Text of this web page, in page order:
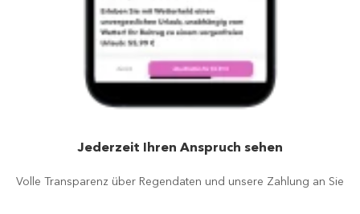
Jederzeit Ihren Anspruch sehen
Volle Transparenz über Regendaten und unsere Zahlung an Sie